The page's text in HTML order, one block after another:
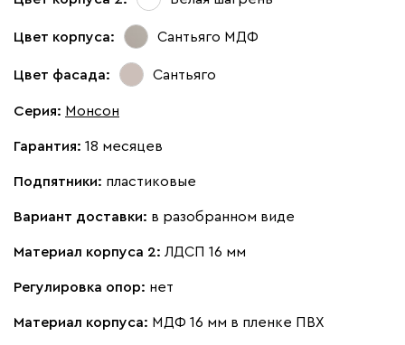
Цвет корпуса: Сантьяго МДФ
Цвет фасада: Сантьяго
Серия: Монсон
Гарантия: 18 месяцев
Подпятники: пластиковые
Вариант доставки: в разобранном виде
Материал корпуса 2: ЛДСП 16 мм
Регулировка опор: нет
Материал корпуса: МДФ 16 мм в пленке ПВХ